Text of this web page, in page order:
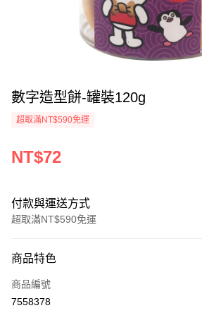
數字造型餅-罐裝120g
超取滿NT$590免運
NT$72
付款與運送方式
超取滿NT$590免運
信用卡一次付款
超商取貨付款
商品特色
商品編號
7558378